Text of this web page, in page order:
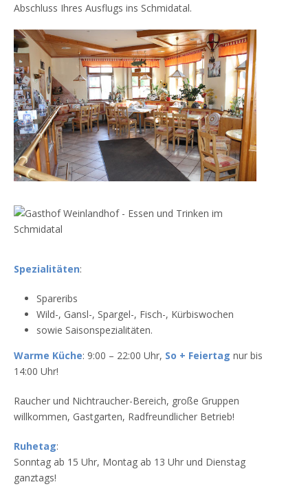
Abschluss Ihres Ausflugs ins Schmidatal.
Spezialitäten:
Spareribs
Wild-, Gansl-, Spargel-, Fisch-, Kürbiswochen
sowie Saisonspezialitäten.
Warme Küche: 9:00 – 22:00 Uhr, So + Feiertag nur bis
14:00 Uhr!
Raucher und Nichtraucher-Bereich, große Gruppen
willkommen, Gastgarten, Radfreundlicher Betrieb!
Ruhetag:
Sonntag ab 15 Uhr, Montag ab 13 Uhr und Dienstag
ganztags!